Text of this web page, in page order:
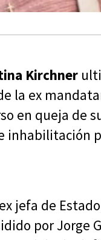
Kirchner
la ex
en queja de
inhabilitación
jefa de
por Jorge